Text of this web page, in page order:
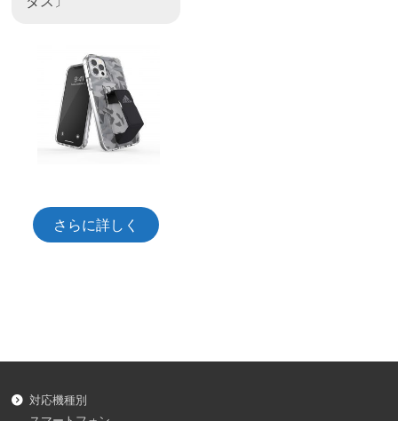
さらに詳しく
対応機種別